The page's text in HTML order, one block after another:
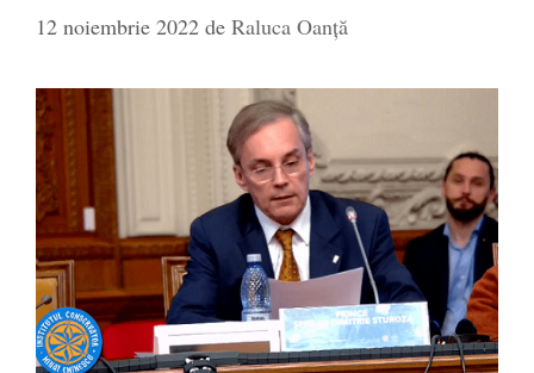
12 noiembrie 2022 de Raluca Oanță